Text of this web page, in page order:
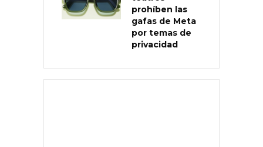
prohíben las
gafas de Meta
por temas de
privacidad